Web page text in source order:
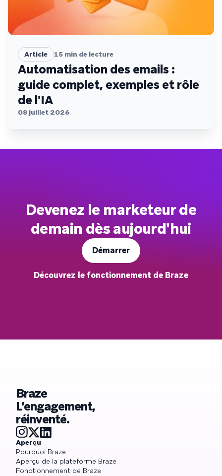
Article 15 min de lecture
Automatisation des emails :
guide complet, exemples et rôle
de l'IA
08 juillet 2026
Devenez le marketeur de
demain dès aujourd'hui
Démarrer
Découvrez le fonctionnement de Braze
Braze
L’engagement,
réinventé.
Aperçu
Pourquoi Braze
Aperçu de la plateforme Braze
Fonctionnement de Braze